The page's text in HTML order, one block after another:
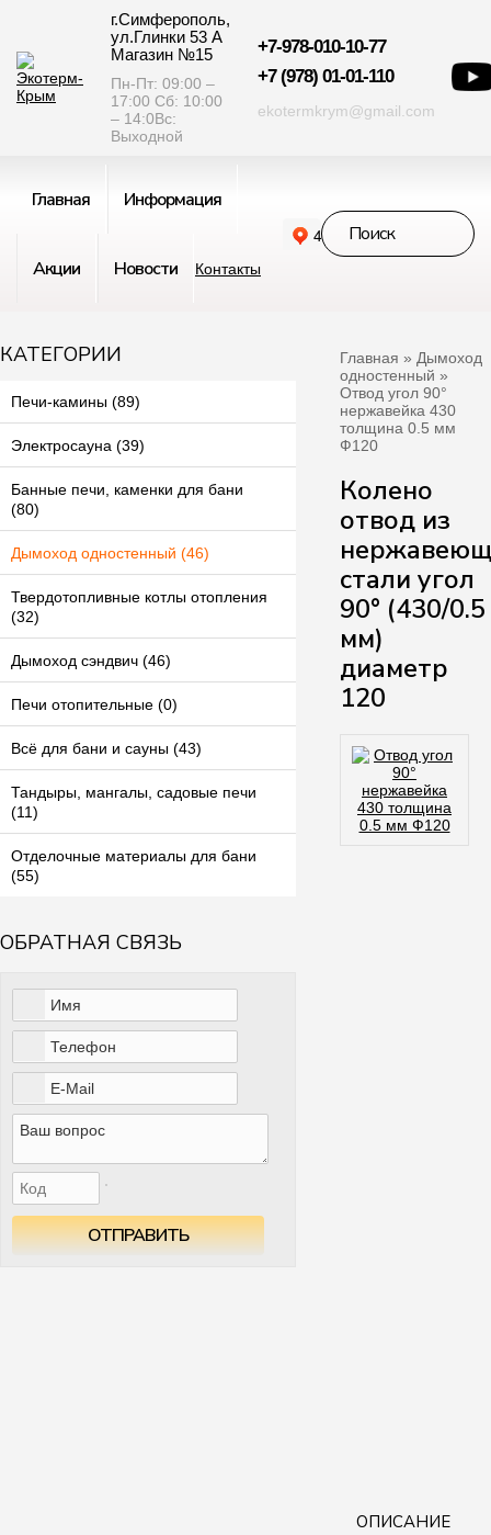
г.Симферополь,
ул.Глинки 53 А
Магазин №15
Пн-Пт: 09:00 –
17:00 Сб: 10:00
– 14:0Вс:
Выходной
+7-978-010-10-77
+7 (978) 01-01-110
ekotermkrym@gmail.com
Главная Информация
Акции Новости Контакты
КАТЕГОРИИ
Печи-камины (89)
Электросауна (39)
Банные печи, каменки для бани
(80)
Дымоход одностенный (46)
Твердотопливные котлы отопления
(32)
Дымоход сэндвич (46)
Печи отопительные (0)
Всё для бани и сауны (43)
Тандыры, мангалы, садовые печи
(11)
Отделочные материалы для бани
(55)
ОБРАТНАЯ СВЯЗЬ
ОТПРАВИТЬ
Главная » Дымоход
одностенный »
Отвод угол 90°
нержавейка 430
толщина 0.5 мм
Ф120
Колено
отвод из
стали угол
90° (430/0.5
мм)
диаметр
120
ОПИСАНИЕ